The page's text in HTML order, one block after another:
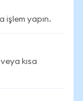
işlem yapın.
kısa